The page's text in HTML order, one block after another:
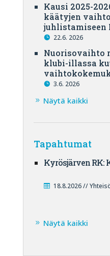
Kausi 2025-
käätyjen
juhlistamiseen
22.6. 2026
Nuorisovaihto
klubi-illassa
3.6. 2026
Näytä kaikki
Tapahtumat
Kyrösjärven RK:
18.8.2026 //
Näytä kaikki